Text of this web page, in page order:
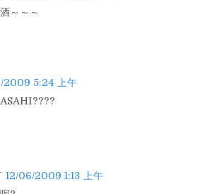
～～～
2009 5:24 上午
12/06/2009 1:13 上午